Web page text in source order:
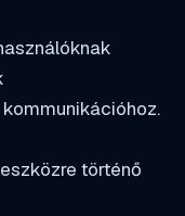
történő